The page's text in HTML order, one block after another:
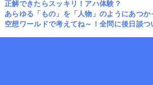
正解できたらスッキリ！アハ体験？
あらゆる「もの」を「人物」のようにあつか
空想ワールドで考えてね～！全問に後日談つ